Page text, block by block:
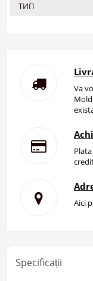
ТИП
Va
Aici
Specificații